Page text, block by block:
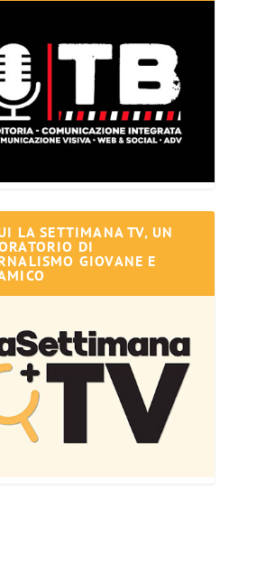
LA SETTIMANA TV, UN
DI
GIOVANE E